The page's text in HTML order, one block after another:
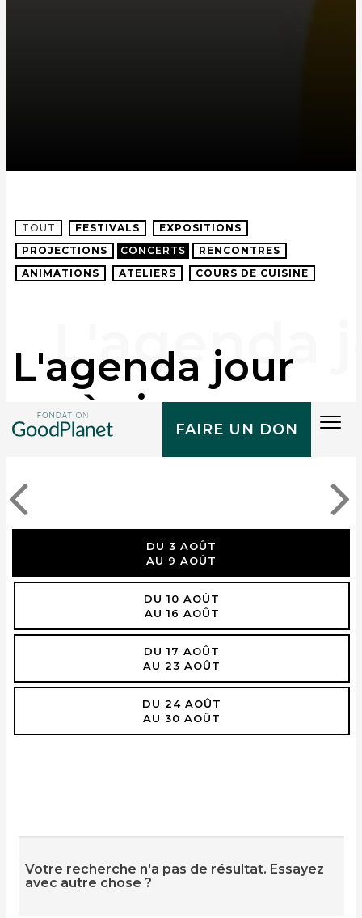
FAIRE UN DON
TOUT FESTIVALS
EXPOSITIONS
PROJECTIONS
CONCERTS
RENCONTRES
ANIMATIONS
ATELIERS COURS DE CUISINE
L'agenda jour
après jour
DU 3 AOÛT
AU 9 AOÛT
DU 10 AOÛT
AU 16 AOÛT
DU 17 AOÛT
AU 23 AOÛT
DU 24 AOÛT
AU 30 AOÛT
Votre recherche n'a pas de résultat. Essayez
avec autre chose ?